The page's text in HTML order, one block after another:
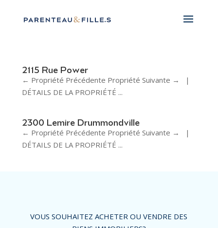
2115 Rue Power
← Propriété Précédente Propriété Suivante → |
DÉTAILS DE LA PROPRIÉTÉ ...
2300 Lemire Drummondville
← Propriété Précédente Propriété Suivante → |
DÉTAILS DE LA PROPRIÉTÉ ...
VOUS SOUHAITEZ ACHETER OU VENDRE DES